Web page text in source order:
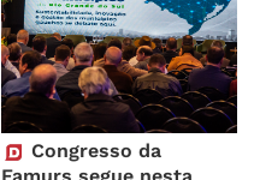
Congresso da